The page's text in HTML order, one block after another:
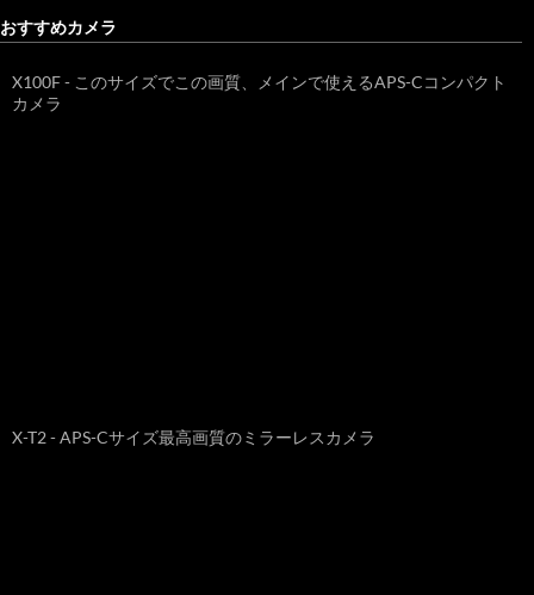
おすすめカメラ
X100F - このサイズでこの画質、メインで使えるAPS-Cコンパクト
カメラ
X-T2 - APS-Cサイズ最高画質のミラーレスカメラ